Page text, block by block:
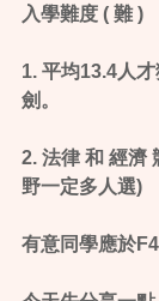
入學難度 ( 難 )
1. 平均13.4人
劍。
2. 法律 和 經濟
野一定多人選)
有意同學應於